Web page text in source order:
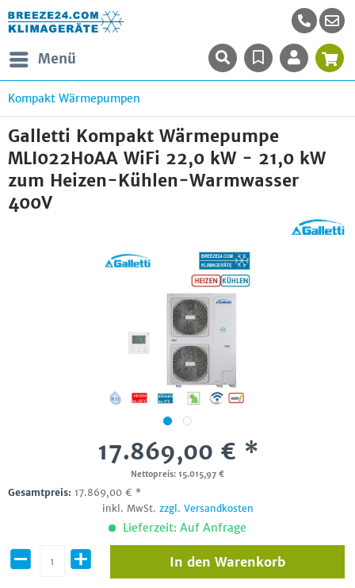
Menü
Kompakt Wärmepumpen
Galletti Kompakt Wärmepumpe
MLI022H0AA WiFi 22,0 kW - 21,0 kW
zum Heizen-Kühlen-Warmwasser
400V
17.869,00 € *
Nettopreis: 15.015,97 €
Gesamtpreis: 17.869,00 € *
inkl. MwSt. zzgl. Versandkosten
Lieferzeit: Auf Anfrage
In den Warenkorb